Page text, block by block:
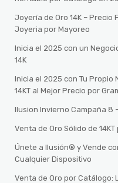
Joyería de Oro 14K – Precio
Joyeria por Mayoreo
Inicia el 2025 con un
14K
Inicia el 2025 con Tu Propio
14KT al Mejor Precio por
Ilusion Invierno Campaña 8
Venta de Oro Sólido de
Únete a Ilusión® y Vende
Cualquier Dispositivo
Venta de Oro por Catálogo: